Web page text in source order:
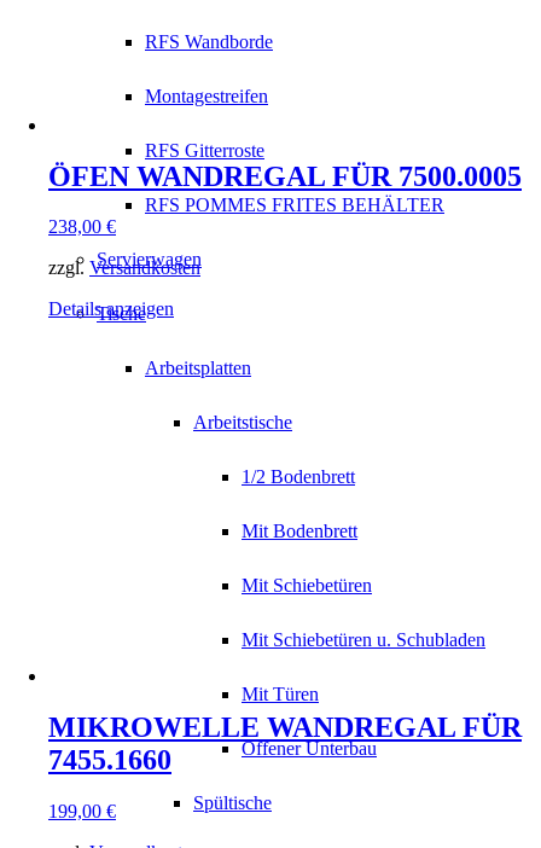
RFS Wandborde
Montagestreifen
RFS Gitterroste
RFS POMMES FRITES BEHÄLTER
Servierwagen
Tische
Arbeitsplatten
Arbeitstische
1/2 Bodenbrett
Mit Bodenbrett
Mit Schiebetüren
Mit Schiebetüren u. Schubladen
Mit Türen
Offener Unterbau
Spültische
ÖFEN WANDREGAL FÜR 7500.0005
238,00 €
zzgl. Versandkosten
Details anzeigen
MIKROWELLE WANDREGAL FÜR
7455.1660
199,00 €